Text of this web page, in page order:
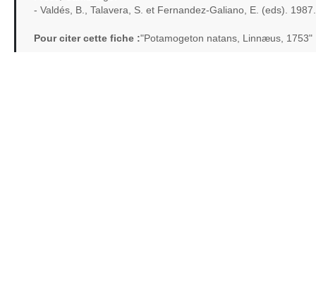
- Valdés, B., Talavera, S. et Fernandez-Galiano, E. (eds).
Pour citer cette fiche :"Potamogeton natans, Linnæus, 1753"